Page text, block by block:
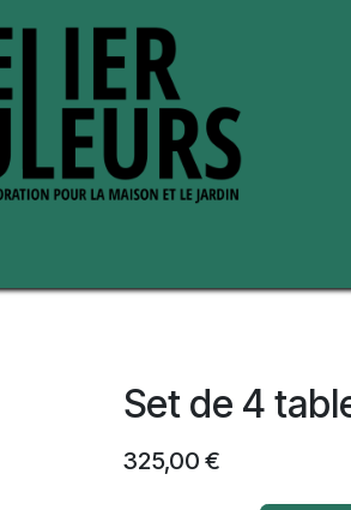
Set de 4
325,00 €